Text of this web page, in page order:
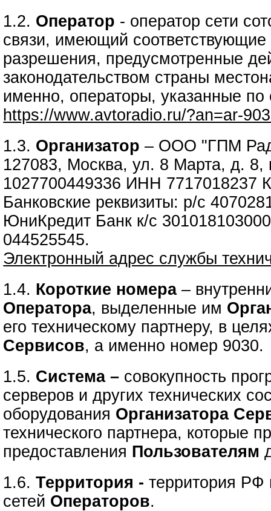
1.2. Оператор - оператор сети
связи, имеющий соответствующие
разрешения, предусмотренные
законодательством страны
именно, операторы, указанные
https://www.avtoradio.ru/?an=ar-
1.3. Организатор– ООО "ГПМ
127083, Москва, ул. 8 Марта, д.
1027700449336 ИНН 7717018237
Банковские реквизиты: р/с
ЮниКредит Банк к/с
044525545.
Электронный адрес службы
1.4. Короткие номера–
Оператора, выделенные им
его техническому партнеру, в
Сервисов, а именно номер 9030.
1.5. Система – совокупность
серверов и других технических
оборудования Организатора
технического партнера, которые
предоставления Пользователям
1.6.Территория -территория РФ
сетей Операторов.